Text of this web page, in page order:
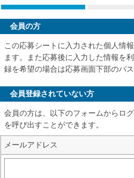
会員の方
この応募シートに入力された個人情
ます。また応募後に入力した情報を
録を希望の場合は応募画面下部のパ
会員登録されていない方
会員の方は、以下のフォームからロ
を呼び出すことができます。
メールアドレス